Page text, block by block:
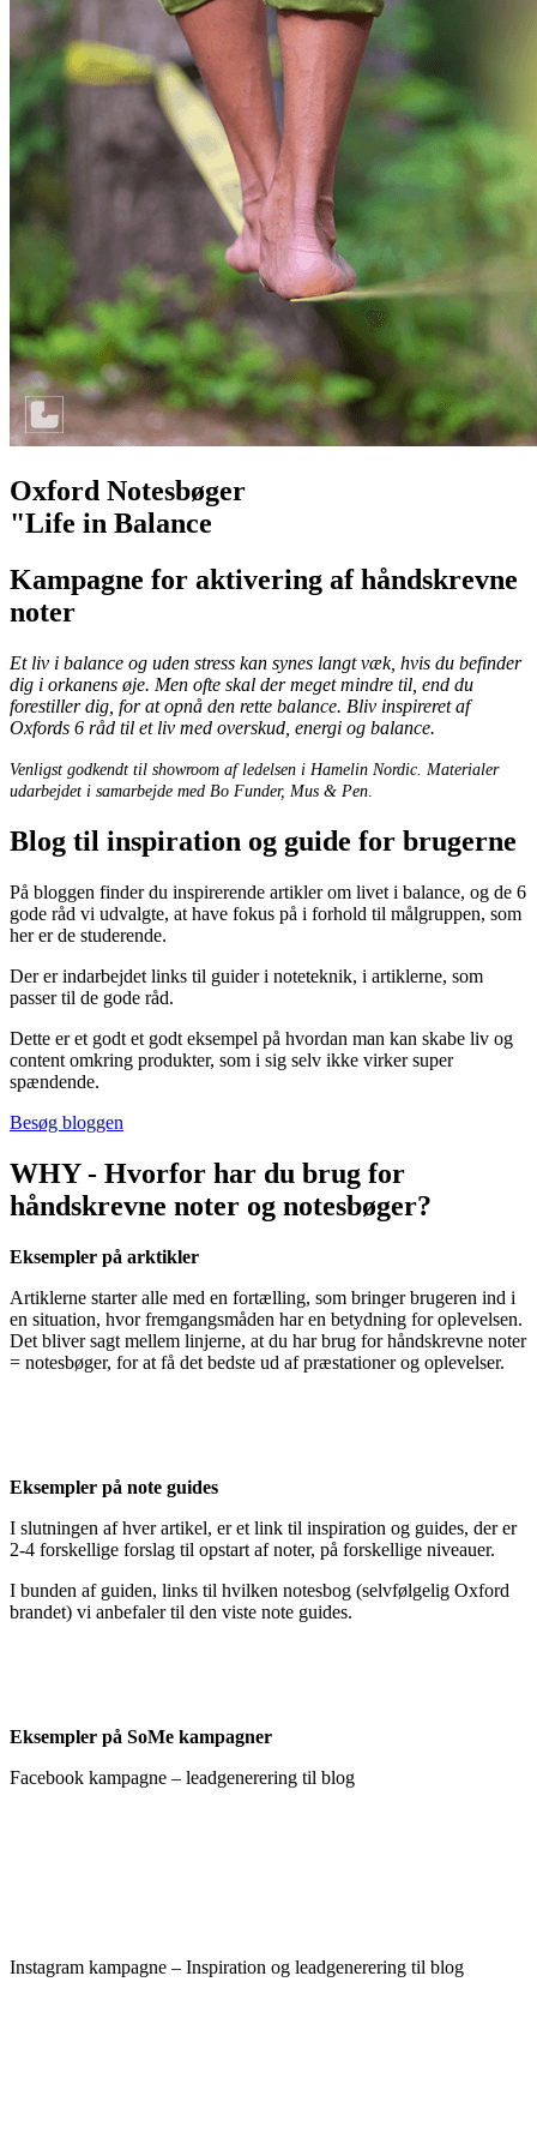
Oxford Notesbøger
"Life in Balance
Kampagne for aktivering af håndskrevne
noter
Et liv i balance og uden stress kan synes langt væk, hvis du befinder
dig i orkanens øje. Men ofte skal der meget mindre til, end du
forestiller dig, for at opnå den rette balance. Bliv inspireret af
Oxfords 6 råd til et liv med overskud, energi og balance.
Venligst godkendt til showroom af ledelsen i Hamelin Nordic. Materialer
udarbejdet i samarbejde med Bo Funder, Mus & Pen
Blog til inspiration og guide for brugerne
På bloggen finder du inspirerende artikler om livet i balance, og de 6
gode råd vi udvalgte, at have fokus på i forhold til målgruppen, som
her er de studerende.
Der er indarbejdet links til guider i noteteknik, i artiklerne, som
passer til de gode råd.
Dette er et godt et godt eksempel på hvordan man kan skabe liv og
content omkring produkter, som i sig selv ikke virker super
spændende.
Besøg bloggen
WHY - Hvorfor har du brug for
håndskrevne noter og notesbøger?
Eksempler på arktikler
Artiklerne starter alle med en fortælling, som bringer brugeren ind i
en situation, hvor fremgangsmåden har en betydning for oplevelsen.
Det bliver sagt mellem linjerne, at du har brug for håndskrevne noter
= notesbøger, for at få det bedste ud af præstationer og oplevelser.
Eksempler på note guides
I slutningen af hver artikel, er et link til inspiration og guides, der er
2-4 forskellige forslag til opstart af noter, på forskellige niveauer.
I bunden af guiden, links til hvilken notesbog (selvfølgelig Oxford
brandet) vi anbefaler til den viste note guides.
Eksempler på SoMe kampagner
Facebook kampagne – leadgenerering til blog
Instagram kampagne – Inspiration og leadgenerering til blog